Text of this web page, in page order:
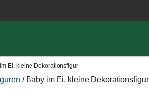
Ei, kleine Dekorationsfigur
/ Baby im Ei, kleine Dekorationsfigur